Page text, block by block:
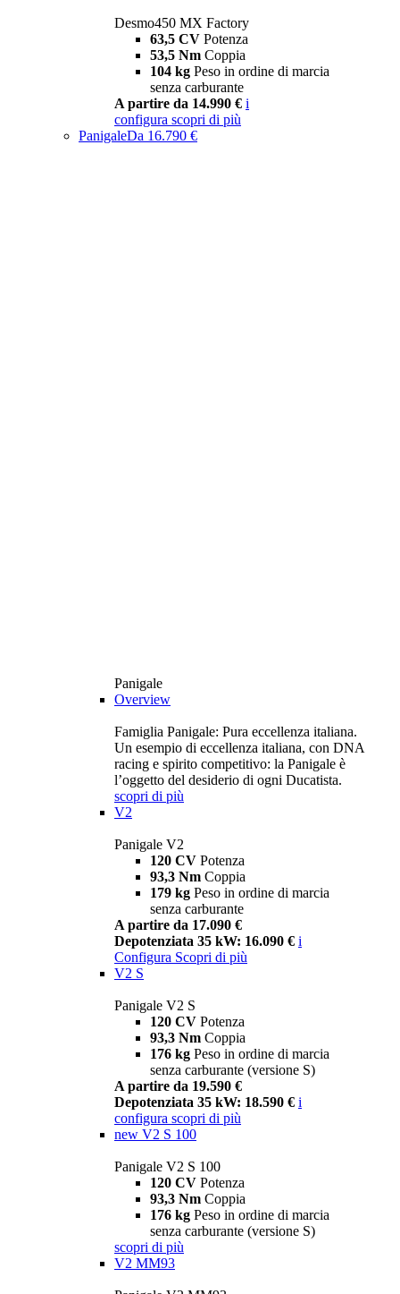
Desmo450 MX Factory
63,5 CV Potenza
53,5 Nm Coppia
104 kg Peso in ordine di marcia
senza carburante
A partire da 14.990 € i
configura scopri di più
PanigaleDa 16.790 €
Panigale
Overview
Famiglia Panigale: Pura eccellenza italiana.
Un esempio di eccellenza italiana, con DNA
racing e spirito competitivo: la Panigale è
l’oggetto del desiderio di ogni Ducatista.
scopri di più
V2
Panigale V2
120 CV Potenza
93,3 Nm Coppia
179 kg Peso in ordine di marcia
senza carburante
A partire da 17.090 €
Depotenziata 35 kW: 16.090 € i
Configura Scopri di più
V2 S
Panigale V2 S
120 CV Potenza
93,3 Nm Coppia
176 kg Peso in ordine di marcia
senza carburante (versione S)
A partire da 19.590 €
Depotenziata 35 kW: 18.590 € i
configura scopri di più
new V2 S 100
Panigale V2 S 100
120 CV Potenza
93,3 Nm Coppia
176 kg Peso in ordine di marcia
senza carburante (versione S)
scopri di più
V2 MM93